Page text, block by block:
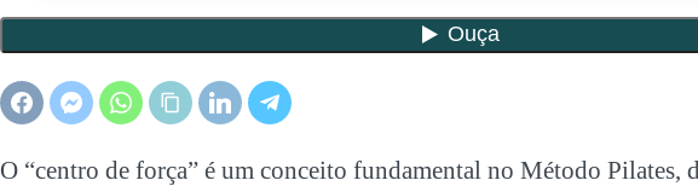
O “centro de força” é um conceito fundamental no Método Pilates,